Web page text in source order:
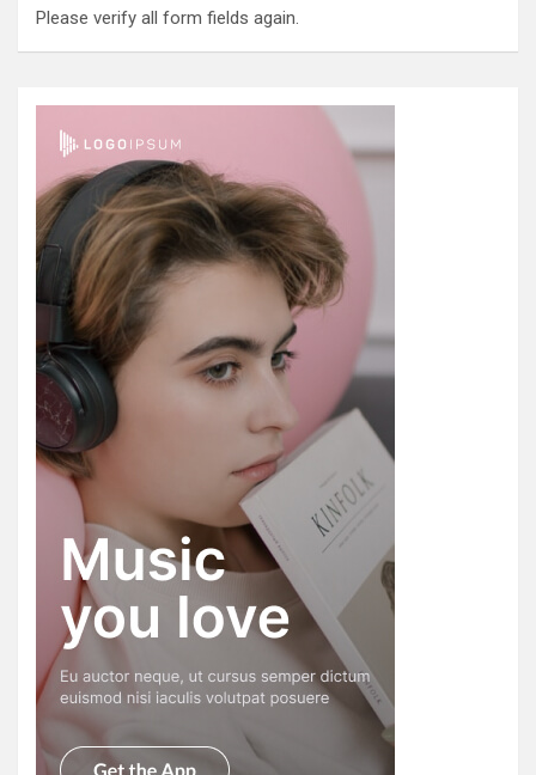
Please verify all form fields again.